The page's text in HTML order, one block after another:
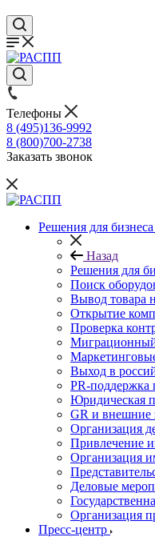
Телефоны
8 (495)136-9992
8 (800)700-2738
Заказать звонок
Решения для бизнеса
Назад
Решения для
Поиск
Вывод товара
Открытие
Проверка
Выход в
PR-
Юридическая
GR и внешние
Организация
Привлечение
Организация
Деловые
Организация
Пресс-центр